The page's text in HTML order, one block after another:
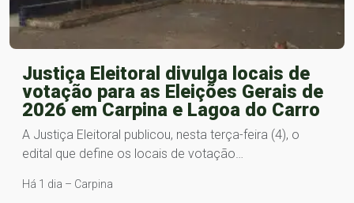
Justiça Eleitoral divulga locais de
votação para as Eleições Gerais de
2026 em Carpina e Lagoa do Carro
A Justiça Eleitoral publicou, nesta terça-feira (4), o
edital que define os locais de votação…
Há 1 dia – Carpina